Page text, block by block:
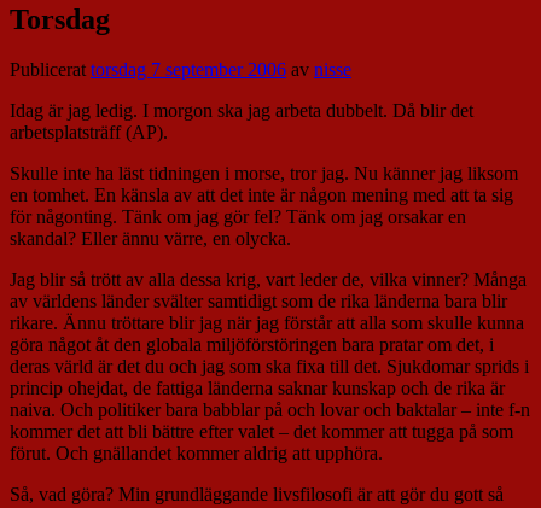
Torsdag
Publicerattorsdag 7 september 2006 av nisse
Idag är jag ledig. I morgon ska jag arbeta dubbelt. Då blir det
arbetsplatsträff (AP).
Skulle inte ha läst tidningen i morse, tror jag. Nu känner jag liksom
en tomhet. En känsla av att det inte är någon mening med att ta sig
för någonting. Tänk om jag gör fel? Tänk om jag orsakar en
skandal? Eller ännu värre, en olycka.
Jag blir så trött av alla dessa krig, vart leder de, vilka vinner? Många
av världens länder svälter samtidigt som de rika länderna bara blir
rikare. Ännu tröttare blir jag när jag förstår att alla som skulle kunna
göra något åt den globala miljöförstöringen bara pratar om det, i
deras värld är det du och jag som ska fixa till det. Sjukdomar sprids i
princip ohejdat, de fattiga länderna saknar kunskap och de rika är
naiva. Och politiker bara babblar på och lovar och baktalar – inte f-n
kommer det att bli bättre efter valet – det kommer att tugga på som
förut. Och gnällandet kommer aldrig att upphöra.
Så, vad göra? Min grundläggande livsfilosofi är att gör du gott så